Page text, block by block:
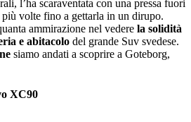
lʼha scaraventata con una pressa fuori
più volte fino a gettarla in un dirupo.
ammirazione nel vedere la solidità
e abitacolo del grande Suv svedese.
siamo andati a scoprire a Goteborg,
XC90